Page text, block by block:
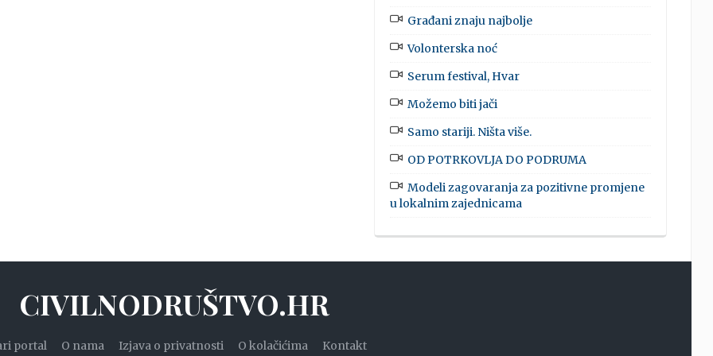
Građani znaju najbolje
Volonterska noć
Serum festival, Hvar
Možemo biti jači
Samo stariji. Ništa više.
OD POTRKOVLJA DO PODRUMA
Modeli zagovaranja za pozitivne promjene
u lokalnim zajednicama
CIVILNODRUŠTVO.HR
portal O nama Izjava o privatnosti O kolačićima Kontakt